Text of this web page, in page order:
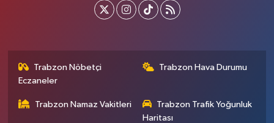
Trabzon Nöbetçi
Eczaneler
Trabzon Hava Durumu
Trabzon Namaz Vakitleri
Trabzon Trafik Yoğunluk
Haritası